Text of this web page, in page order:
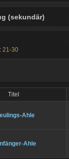
(sekundär)
21-30
Titel
Ahle
Ahle